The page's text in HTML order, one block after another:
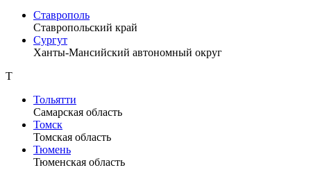
Ставрополь
Ставропольский край
Сургут
Ханты-Мансийский автономный округ
Т
Тольятти
Самарская область
Томск
Томская область
Тюмень
Тюменская область